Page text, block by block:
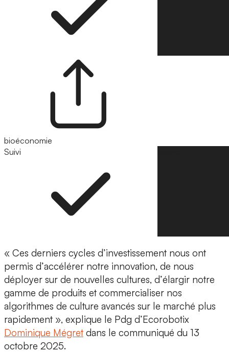
bioéconomie
Suivi
« Ces derniers cycles d’investissement nous ont
permis d’accélérer notre innovation, de nous
déployer sur de nouvelles cultures, d’élargir notre
gamme de produits et commercialiser nos
algorithmes de culture avancés sur le marché plus
rapidement », explique le Pdg d’Ecorobotix
Dominique Mégret dans le communiqué du 13
octobre 2025.